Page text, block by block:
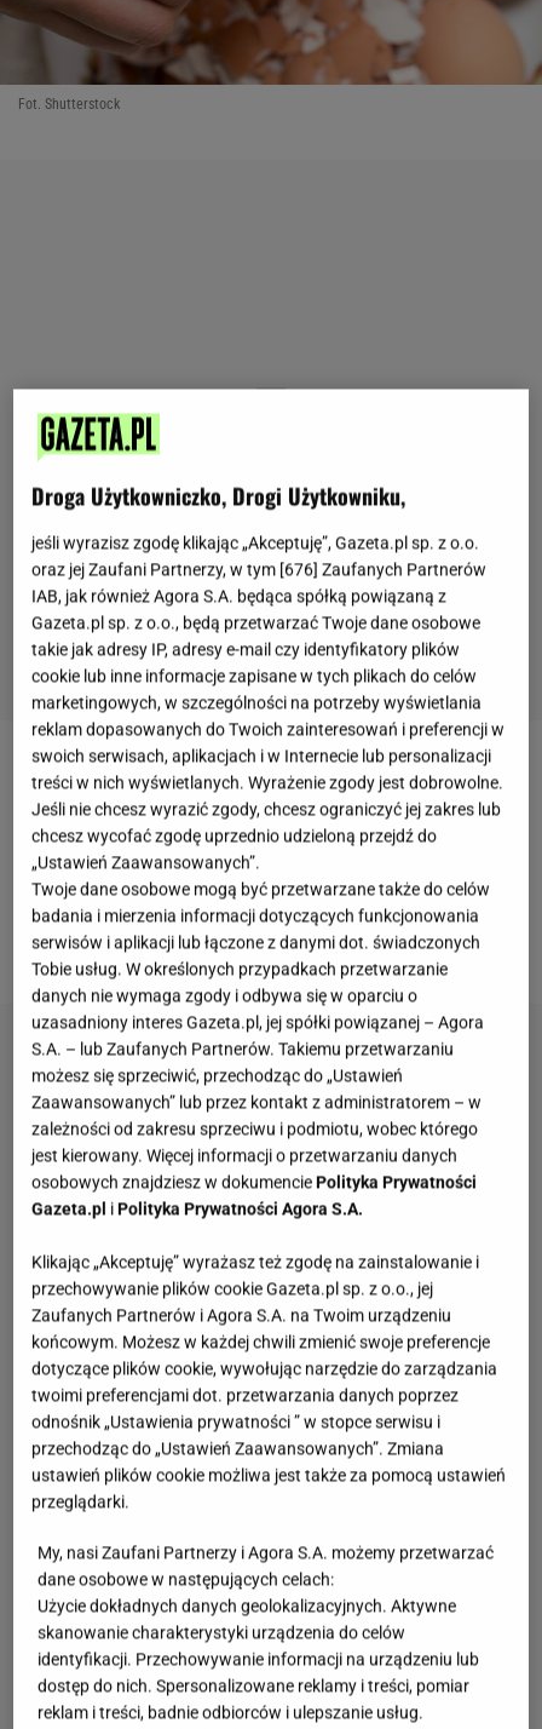
Fot. Shutterstock
Obieranie ugotowanychjajekto nie zawsze łatwa
sprawa. Skorupka czasami przywiera do jajka i
bardzo ciężko od niego odchodzi. W konsekwencji
zdejmujemy ją razem z kawałkami białka, które
później ląduje w koszu. W dodatku samo jajko nie
wygląda przy tym estetycznie.
Droga Użytkowniczko, Drogi Użytkowniku,
jeśli wyrazisz zgodę klikając „Akceptuję”, Gazeta.pl sp. z o.o.
oraz jej Zaufani Partnerzy, w tym [676] Zaufanych Partnerów
IAB, jak również Agora S.A. będąca spółką powiązaną z
Gazeta.pl sp. z o.o., będą przetwarzać Twoje dane osobowe
takie jak adresy IP, adresy e-mail czy identyfikatory plików
cookie lub inne informacje zapisane w tych plikach do celów
marketingowych, w szczególności na potrzeby wyświetlania
reklam dopasowanych do Twoich zainteresowań i preferencji w
swoich serwisach, aplikacjach i w Internecie lub personalizacji
treści w nich wyświetlanych. Wyrażenie zgody jest dobrowolne.
Jeśli nie chcesz wyrazić zgody, chcesz ograniczyć jej zakres lub
chcesz wycofać zgodę uprzednio udzieloną przejdź do
„Ustawień Zaawansowanych”.
Twoje dane osobowe mogą być przetwarzane także do celów
badania i mierzenia informacji dotyczących funkcjonowania
serwisów i aplikacji lub łączone z danymi dot. świadczonych
Tobie usług. W określonych przypadkach przetwarzanie
danych nie wymaga zgody i odbywa się w oparciu o
uzasadniony interes Gazeta.pl, jej spółki powiązanej – Agora
S.A. – lub Zaufanych Partnerów. Takiemu przetwarzaniu
możesz się sprzeciwić, przechodząc do „Ustawień
Zaawansowanych” lub przez kontakt z administratorem – w
zależności od zakresu sprzeciwu i podmiotu, wobec którego
jest kierowany. Więcej informacji o przetwarzaniu danych
osobowych znajdziesz w dokumencie Polityka Prywatności
Gazeta.pl i Polityka Prywatności Agora S.A.
Klikając „Akceptuję” wyrażasz też zgodę na zainstalowanie i
przechowywanie plików cookie Gazeta.pl sp. z o.o., jej
Zaufanych Partnerów i Agora S.A. na Twoim urządzeniu
końcowym. Możesz w każdej chwili zmienić swoje preferencje
dotyczące plików cookie, wywołując narzędzie do zarządzania
twoimi preferencjami dot. przetwarzania danych poprzez
odnośnik „Ustawienia prywatności ” w stopce serwisu i
przechodząc do „Ustawień Zaawansowanych”. Zmiana
ustawień plików cookie możliwa jest także za pomocą ustawień
przeglądarki.
My, nasi Zaufani Partnerzy i Agora S.A. możemy przetwarzać
dane osobowe w następujących celach:
Użycie dokładnych danych geolokalizacyjnych. Aktywne
skanowanie charakterystyki urządzenia do celów
identyfikacji. Przechowywanie informacji na urządzeniu lub
dostęp do nich. Spersonalizowane reklamy i treści, pomiar
reklam i treści, badnie odbiorców i ulepszanie usług.